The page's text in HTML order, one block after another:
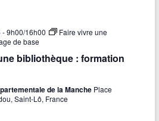
n
- 9h00/16h00
Faire vivre une
de base
bibliothèque : formation
de la Manche Place
Saint-Lô, France